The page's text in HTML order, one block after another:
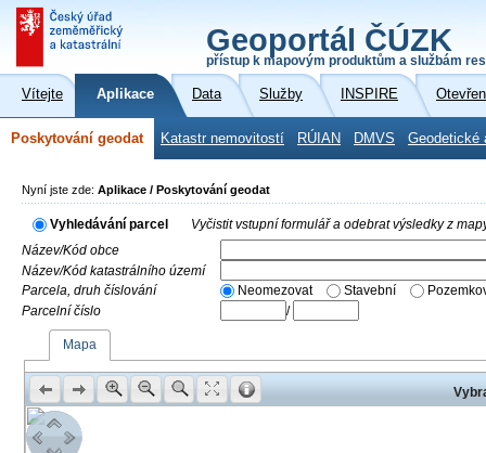
Geoportál ČÚZK
přístup k mapovým produktům a službám
Vítejte Aplikace Data Služby INSPIRE
Poskytování geodat Katastr nemovitostí RÚIAN DMVS Geodetické
Nyní jste zde: Aplikace / Poskytování geodat
Vyhledávání parcel
Vyčistit vstupní formulář a odebrat výsledky z
Název/Kód obce
Název/Kód katastrálního území
Parcela, druh číslování
Neomezovat Stavební
Parcelní číslo
/
Mapa